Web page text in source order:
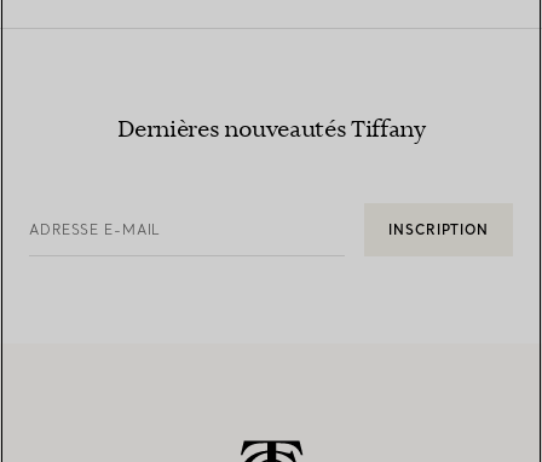
Dernières nouveautés Tiffany
ADRESSE E-MAIL INSCRIPTION